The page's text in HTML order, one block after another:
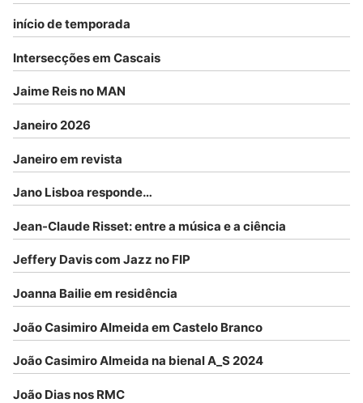
início de temporada
Intersecções em Cascais
Jaime Reis no MAN
Janeiro 2026
Janeiro em revista
Jano Lisboa responde…
Jean-Claude Risset: entre a música e a ciência
Jeffery Davis com Jazz no FIP
Joanna Bailie em residência
João Casimiro Almeida em Castelo Branco
João Casimiro Almeida na bienal A_S 2024
João Dias nos RMC